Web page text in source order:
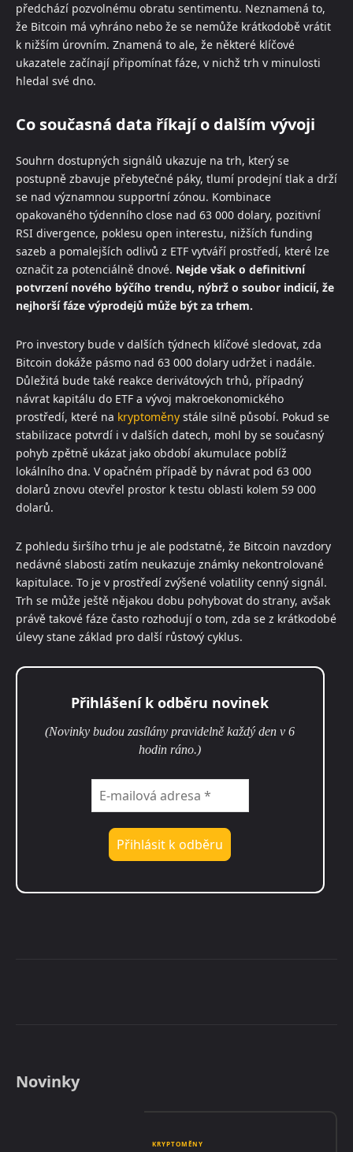
předchází pozvolnému obratu sentimentu. Neznamená to,
že Bitcoin má vyhráno nebo že se nemůže krátkodobě vrátit
k nižším úrovním. Znamená to ale, že některé klíčové
ukazatele začínají připomínat fáze, v nichž trh v minulosti
hledal své dno.
Co současná data říkají o dalším vývoji
Souhrn dostupných signálů ukazuje na trh, který se
postupně zbavuje přebytečné páky, tlumí prodejní tlak a drží
se nad významnou supportní zónou. Kombinace
opakovaného týdenního close nad 63 000 dolary, pozitivní
RSI divergence, poklesu open interestu, nižších funding
sazeb a pomalejších odlivů z ETF vytváří prostředí, které lze
označit za potenciálně dnové. Nejde však o definitivní
potvrzení nového býčího trendu, nýbrž o soubor indicií, že
nejhorší fáze výprodejů může být za trhem.
Pro investory bude v dalších týdnech klíčové sledovat, zda
Bitcoin dokáže pásmo nad 63 000 dolary udržet i nadále.
Důležitá bude také reakce derivátových trhů, případný
návrat kapitálu do ETF a vývoj makroekonomického
prostředí, které na kryptoměny stále silně působí. Pokud se
stabilizace potvrdí i v dalších datech, mohl by se současný
pohyb zpětně ukázat jako období akumulace poblíž
lokálního dna. V opačném případě by návrat pod 63 000
dolarů znovu otevřel prostor k testu oblasti kolem 59 000
dolarů.
Z pohledu širšího trhu je ale podstatné, že Bitcoin navzdory
nedávné slabosti zatím neukazuje známky nekontrolované
kapitulace. To je v prostředí zvýšené volatility cenný signál.
Trh se může ještě nějakou dobu pohybovat do strany, avšak
právě takové fáze často rozhodují o tom, zda se z krátkodobé
úlevy stane základ pro další růstový cyklus.
Přihlášení k odběru novinek
(Novinky budou zasílány pravidelně každý den v 6
hodin ráno.)
Novinky
KRYPTOMĚNY